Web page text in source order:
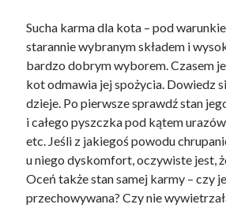
July 2018
May 2018
April 2018
March 2018
February 2018
January 2018
December 2017
November 2017
September 2017
August 2017
Sucha karma dla kota – pod
starannie wybranym składem i
bardzo dobrym wyborem. Czasem
kot odmawia jej spożycia. Dowiedz
dzieje. Po pierwsze sprawdź stan
i całego pyszczka pod kątem
etc. Jeśli z jakiegoś powodu
u niego dyskomfort, oczywiste jest,
Oceń także stan samej karmy – czy
przechowywana? Czy nie